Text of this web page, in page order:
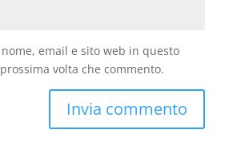
email e sito web in questo
volta che commento.